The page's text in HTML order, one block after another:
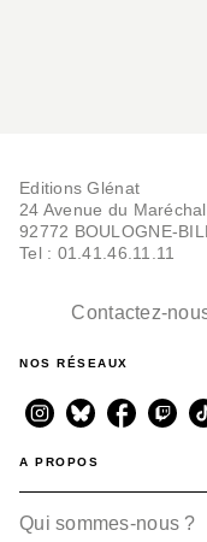
Editions Glénat
24 Avenue du
92772 BOULOGNE-
Tel : 01.41.46.11.11
Contactez-
NOS RÉSEAUX
A PROPOS
Qui sommes-nous ?